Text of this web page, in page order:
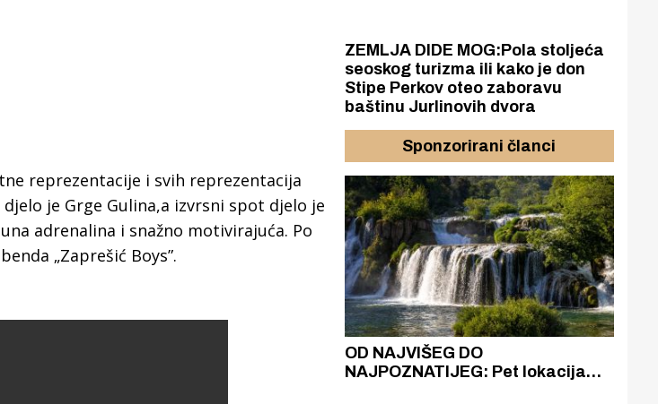
reprezentacije i svih reprezentacija
je Grge Gulina,a izvrsni spot djelo je
adrenalina i snažno motivirajuća. Po
„Zaprešić Boys”.
ZEMLJA DIDE MOG:Pola stoljeća
seoskog turizma ili kako je don
Stipe Perkov oteo zaboravu
baštinu Jurlinovih dvora
Sponzorirani članci
OD NAJVIŠEG DO
NAJPOZNATIJEG: Pet lokacija